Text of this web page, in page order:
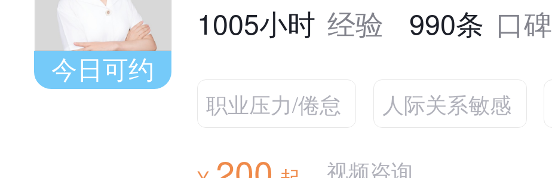
今日可约
1005小时 经验 990条 口碑
职业压力/倦怠 人际关系敏感
视频咨询